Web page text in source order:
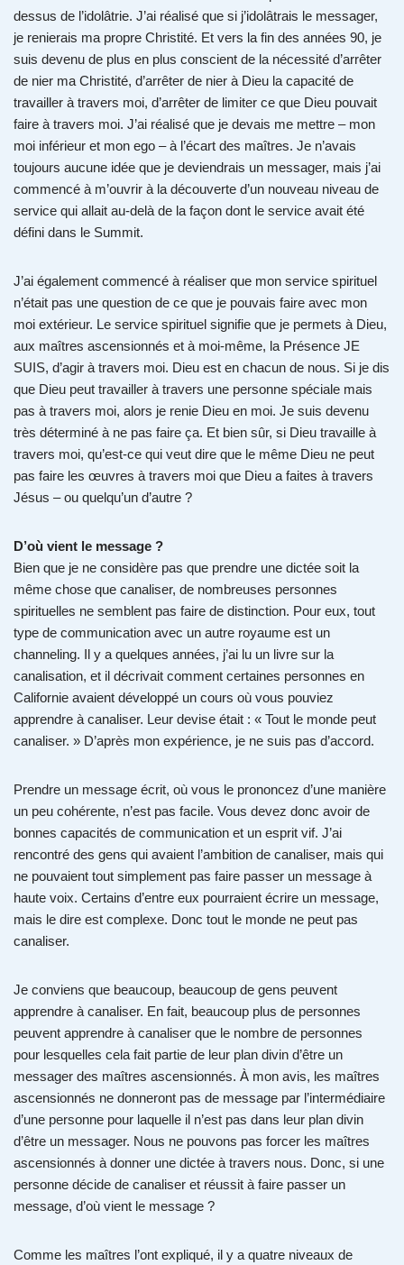
dessus de l’idolâtrie. J’ai réalisé que si j’idolâtrais le messager,
je renierais ma propre Christité. Et vers la fin des années 90, je
suis devenu de plus en plus conscient de la nécessité d’arrêter
de nier ma Christité, d’arrêter de nier à Dieu la capacité de
travailler à travers moi, d’arrêter de limiter ce que Dieu pouvait
faire à travers moi. J’ai réalisé que je devais me mettre – mon
moi inférieur et mon ego – à l’écart des maîtres. Je n’avais
toujours aucune idée que je deviendrais un messager, mais j’ai
commencé à m’ouvrir à la découverte d’un nouveau niveau de
service qui allait au-delà de la façon dont le service avait été
défini dans le Summit.
J’ai également commencé à réaliser que mon service spirituel
n’était pas une question de ce que je pouvais faire avec mon
moi extérieur. Le service spirituel signifie que je permets à Dieu,
aux maîtres ascensionnés et à moi-même, la Présence JE
SUIS, d’agir à travers moi. Dieu est en chacun de nous. Si je dis
que Dieu peut travailler à travers une personne spéciale mais
pas à travers moi, alors je renie Dieu en moi. Je suis devenu
très déterminé à ne pas faire ça. Et bien sûr, si Dieu travaille à
travers moi, qu’est-ce qui veut dire que le même Dieu ne peut
pas faire les œuvres à travers moi que Dieu a faites à travers
Jésus – ou quelqu’un d’autre ?
D’où vient le message ?
Bien que je ne considère pas que prendre une dictée soit la
même chose que canaliser, de nombreuses personnes
spirituelles ne semblent pas faire de distinction. Pour eux, tout
type de communication avec un autre royaume est un
channeling. Il y a quelques années, j’ai lu un livre sur la
canalisation, et il décrivait comment certaines personnes en
Californie avaient développé un cours où vous pouviez
apprendre à canaliser. Leur devise était : « Tout le monde peut
canaliser. » D’après mon expérience, je ne suis pas d’accord.
Prendre un message écrit, où vous le prononcez d’une manière
un peu cohérente, n’est pas facile. Vous devez donc avoir de
bonnes capacités de communication et un esprit vif. J’ai
rencontré des gens qui avaient l’ambition de canaliser, mais qui
ne pouvaient tout simplement pas faire passer un message à
haute voix. Certains d’entre eux pourraient écrire un message,
mais le dire est complexe. Donc tout le monde ne peut pas
canaliser.
Je conviens que beaucoup, beaucoup de gens peuvent
apprendre à canaliser. En fait, beaucoup plus de personnes
peuvent apprendre à canaliser que le nombre de personnes
pour lesquelles cela fait partie de leur plan divin d’être un
messager des maîtres ascensionnés. À mon avis, les maîtres
ascensionnés ne donneront pas de message par l’intermédiaire
d’une personne pour laquelle il n’est pas dans leur plan divin
d’être un messager. Nous ne pouvons pas forcer les maîtres
ascensionnés à donner une dictée à travers nous. Donc, si une
personne décide de canaliser et réussit à faire passer un
message, d’où vient le message ?
Comme les maîtres l’ont expliqué, il y a quatre niveaux de